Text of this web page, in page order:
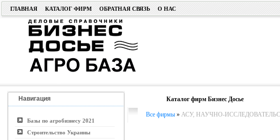
ГЛАВНАЯ КАТАЛОГ ФИРМ ОБРАТНАЯ СВЯЗЬ О НАС
Навигация
Базы по агробизнесу 2021
Строительство Украины
Каталог фирм Бизнес Досье
Все фирмы» АСУ, НАУЧНО-